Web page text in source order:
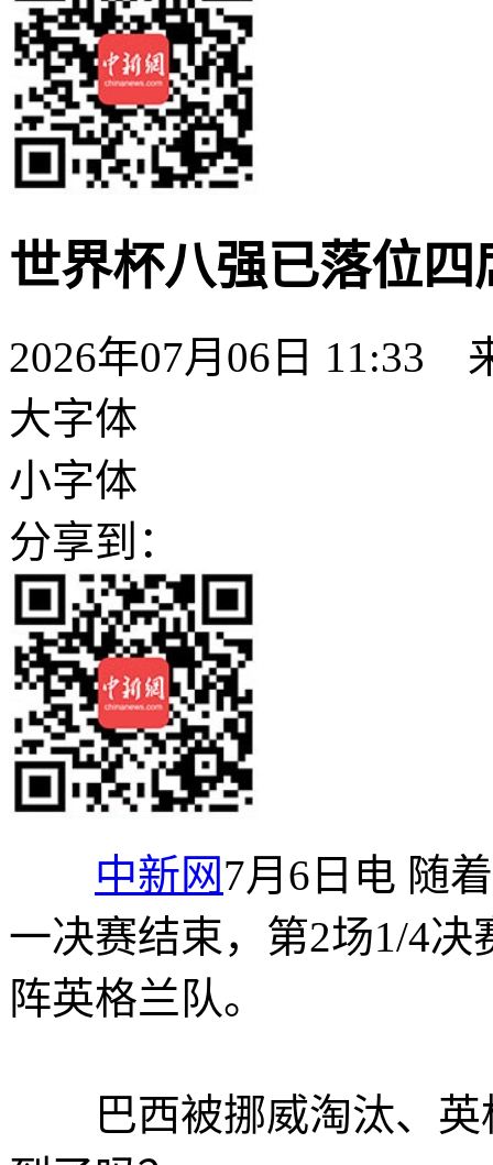
世界杯八强已落位
2026年07月06日 11:33
大字体
小字体
分享到：
中新网7月6日电 随
一决赛结束，第2场1/4
阵英格兰队。
巴西被挪威淘汰、英